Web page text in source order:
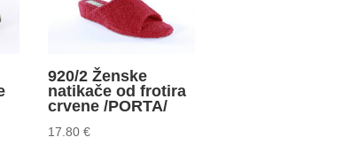
920/2 Ženske
natikače od frotira
crvene /PORTA/
17.80€